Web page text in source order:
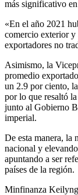
más significativo
«En el año 2021
comercio exterior y
exportadores no
Asimismo, la
promedio
un 2.9 por ciento,
por lo que resaltó
junto al Gobierno
imperial.
De esta manera, la
nacional y
apuntando a ser
países de la región.
Minfinanza